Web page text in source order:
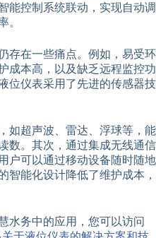
能控制系统联动，实现自动调
。
存在一些痛点。例如，易受环
成本高，以及缺乏远程监控功
位仪表采用了先进的传感器技
如超声波、雷达、浮球等，能
数。其次，通过集成无线通信
户可以通过移动设备随时随地
智能化设计降低了维护成本，
水务中的应用，您可以访问